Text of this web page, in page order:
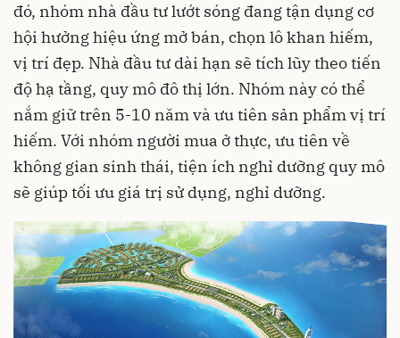
đó, nhóm nhà đầu tư lướt sóng đang tận dụng cơ
hội hưởng hiệu ứng mở bán, chọn lô khan hiếm,
vị trí đẹp. Nhà đầu tư dài hạn sẽ tích lũy theo tiến
độ hạ tầng, quy mô đô thị lớn. Nhóm này có thể
nắm giữ trên 5-10 năm và ưu tiên sản phẩm vị trí
hiếm. Với nhóm người mua ở thực, ưu tiên về
không gian sinh thái, tiện ích nghỉ dưỡng quy mô
sẽ giúp tối ưu giá trị sử dụng, nghỉ dưỡng.